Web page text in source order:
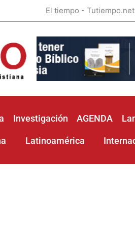
El tiempo - Tutiempo.net
Investigación AGENDA
Latinoamérica